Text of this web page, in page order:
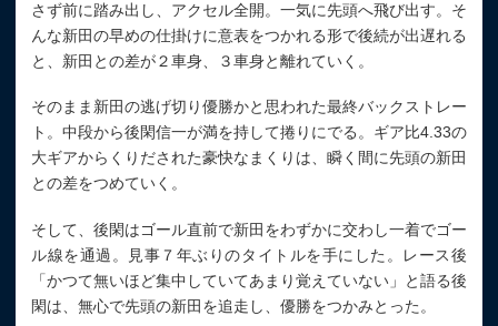
さず前に踏み出し、アクセル全開。一気に先頭へ飛び出す。そ
んな新田の早めの仕掛けに意表をつかれる形で後続が出遅れる
と、新田との差が２車身、３車身と離れていく。
そのまま新田の逃げ切り優勝かと思われた最終バックストレー
ト。中段から後閑信一が満を持して捲りにでる。ギア比4.33の
大ギアからくりだされた豪快なまくりは、瞬く間に先頭の新田
との差をつめていく。
そして、後閑はゴール直前で新田をわずかに交わし一着でゴー
ル線を通過。見事７年ぶりのタイトルを手にした。レース後
「かつて無いほど集中していてあまり覚えていない」と語る後
閑は、無心で先頭の新田を追走し、優勝をつかみとった。